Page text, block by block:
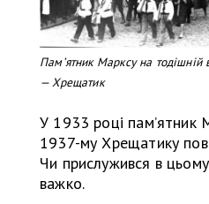
Памʼятник Марксу на тодішній
— Хрещатик
У 1933 році пам’ятник
1937-му Хрещатику
Чи прислужився в
важко.